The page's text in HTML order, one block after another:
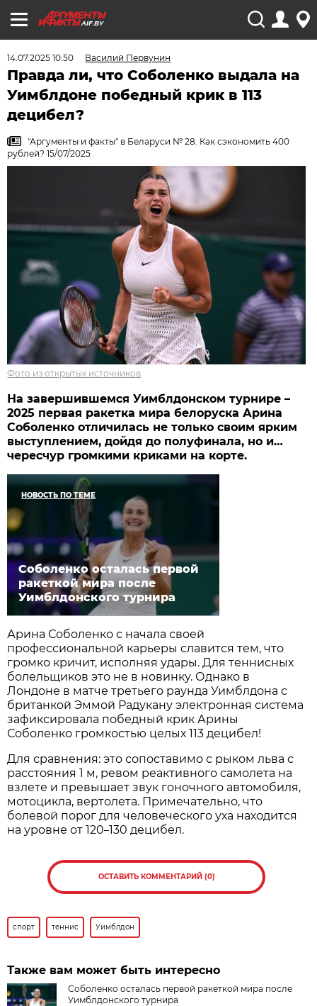
AIF.BY
14.07.2025 10:50 Василий Первунин
Правда ли, что Соболенко выдала на
Уимблдоне победный крик в 113
децибел?
"Аргументы и факты" в Беларуси № 28. Как сэкономить 400
рублей? 15/07/2025
Фото из открытых источников
На завершившемся Уимблдонском турнире –
2025 первая ракетка мира белоруска Арина
Соболенко отличилась не только своим ярким
выступлением, дойдя до полуфинала, но и…
чересчур громкими криками на корте.
НОВОСТЬ ПО ТЕМЕ
Соболенко осталась первой
ракеткой мира после
Уимблдонского турнира
Арина Соболенко с начала своей
профессиональной карьеры славится тем, что
громко кричит, исполняя удары. Для теннисных
болельщиков это не в новинку. Однако в
Лондоне в матче третьего раунда Уимблдона с
британкой Эммой Радукану электронная система
зафиксировала победный крик Арины
Соболенко громкостью целых 113 децибел!
Для сравнения: это сопоставимо с рыком льва с
расстояния 1 м, ревом реактивного самолета на
взлете и превышает звук гоночного автомобиля,
мотоцикла, вертолета. Примечательно, что
болевой порог для человеческого уха находится
на уровне от 120–130 децибел.
ОСТАВИТЬ КОММЕНТАРИЙ (0)
спорт теннис Уимблдон
Также вам может быть интересно
Соболенко осталась первой ракеткой мира после
Уимблдонского турнира